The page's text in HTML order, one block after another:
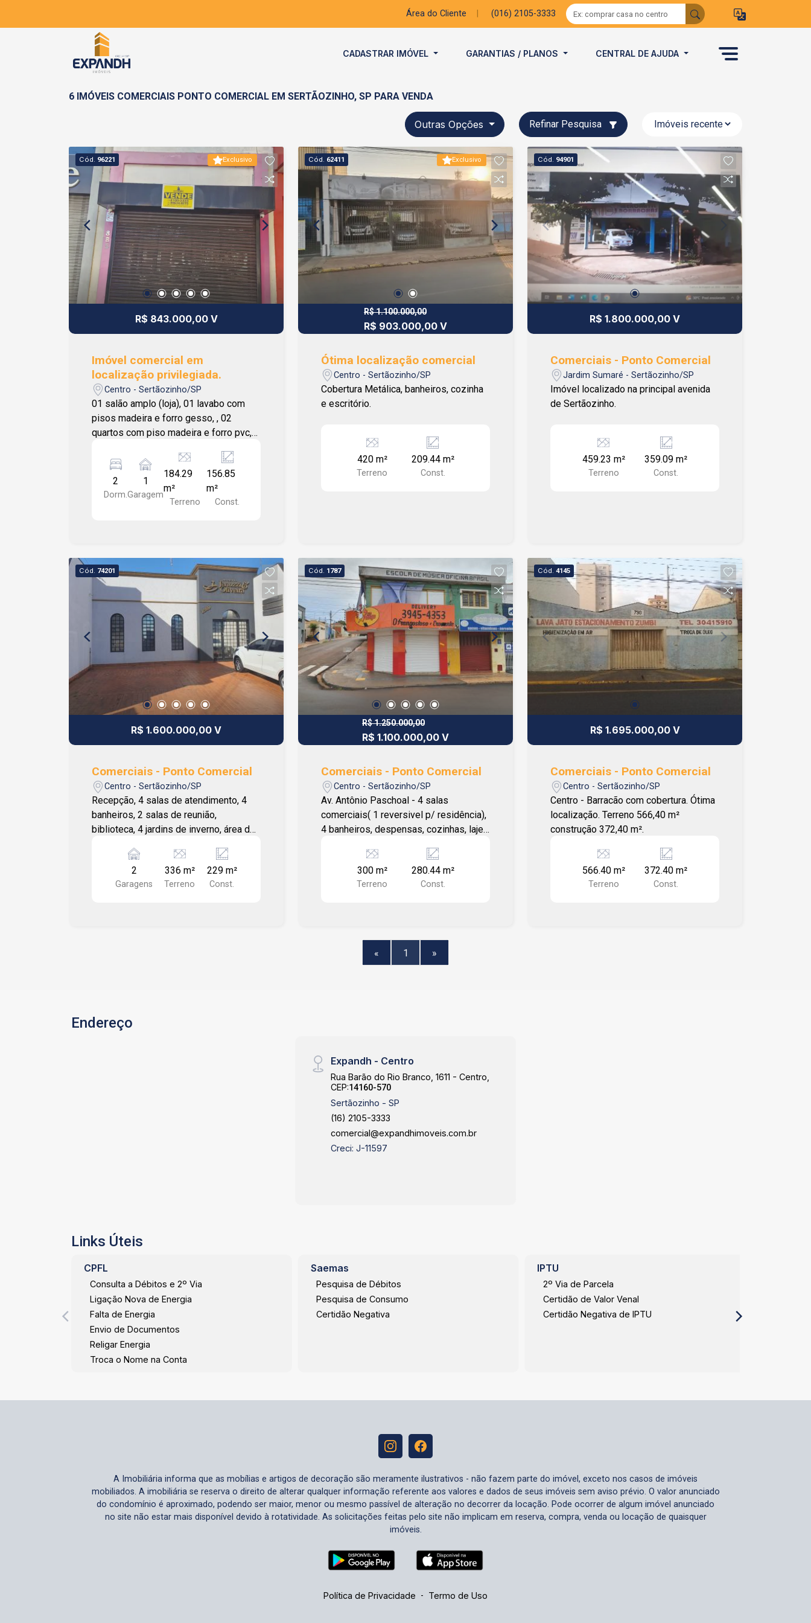
Área do Cliente (016) 2105-3333
CADASTRAR IMÓVEL GARANTIAS / PLANOS CENTRAL DE AJUDA
6 IMÓVEIS COMERCIAIS PONTO COMERCIAL EM SERTÃOZINHO, SP PARA VENDA
Outras Opções Refinar Pesquisa
Exclusivo
Cód. 96221
R$ 843.000,00 V
Imóvel comercial em
localização privilegiada.
Centro - Sertãozinho/SP
01 salão amplo (loja), 01 lavabo com
pisos madeira e forro gesso, , 02
quartos com piso madeira e forro pvc,
corredor com acesso a Rua Sebastião
Sampaio. Ref. no painel: 01
2
Dorm.
1
Garagem
184.29
m²
Terreno
156.85
m²
Const.
Exclusivo
Cód. 62411
R$ 1.100.000,00
R$ 903.000,00 V
Ótima localização comercial
Centro - Sertãozinho/SP
Cobertura Metálica, banheiros, cozinha
e escritório.
420 m²
Terreno
209.44 m²
Const.
Cód. 94901
R$ 1.800.000,00 V
Comerciais - Ponto Comercial
Jardim Sumaré - Sertãozinho/SP
Imóvel localizado na principal avenida
de Sertãozinho.
459.23 m²
Terreno
359.09 m²
Const.
Cód. 74201
R$ 1.600.000,00 V
Comerciais - Ponto Comercial
Centro - Sertãozinho/SP
Recepção, 4 salas de atendimento, 4
banheiros, 2 salas de reunião,
biblioteca, 4 jardins de inverno, área de
vagas de estacionamento.
2
Garagens
336 m²
Terreno
229 m²
Const.
Cód. 1787
R$ 1.250.000,00
R$ 1.100.000,00 V
Comerciais - Ponto Comercial
Centro - Sertãozinho/SP
Av. Antônio Paschoal - 4 salas
comerciais( 1 reversivel p/ residência),
4 banheiros, despensas, cozinhas, laje
Construção 280,44 m².
300 m²
Terreno
280.44 m²
Const.
Cód. 4145
R$ 1.695.000,00 V
Comerciais - Ponto Comercial
Centro - Sertãozinho/SP
Centro - Barracão com cobertura. Ótima
localização. Terreno 566,40 m²
construção 372,40 m².
566.40 m²
Terreno
372.40 m²
Const.
« 1 »
Endereço
Expandh - Centro
Rua Barão do Rio Branco, 1611 - Centro,
CEP:14160-570
Sertãozinho - SP
(16) 2105-3333
comercial@expandhimoveis.com.br
Creci: J-11597
Links Úteis
CPFL
Consulta a Débitos e 2º Via
Ligação Nova de Energia
Falta de Energia
Envio de Documentos
Religar Energia
Troca o Nome na Conta
Saemas
Pesquisa de Débitos
Pesquisa de Consumo
Certidão Negativa
IPTU
2º Via de Parcela
Certidão de Valor Venal
Certidão Negativa de IPTU
A Imobiliária informa que as mobílias e artigos de decoração são meramente ilustrativos - não fazem parte do imóvel, exceto nos casos de imóveis
mobiliados. A imobiliária se reserva o direito de alterar qualquer informação referente aos valores e dados de seus imóveis sem aviso prévio. O valor anunciado
do condomínio é aproximado, podendo ser maior, menor ou mesmo passível de alteração no decorrer da locação. Pode ocorrer de algum imóvel anunciado
no site não estar mais disponível devido à rotatividade. As solicitações feitas pelo site não implicam em reserva, compra, venda ou locação de quaisquer
imóveis.
Política de Privacidade - Termo de Uso